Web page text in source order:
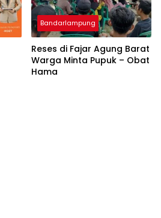
Bandarlampung
Reses di Fajar Agung Barat
Warga Minta Pupuk – Obat
Hama